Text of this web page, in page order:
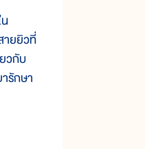
ายยิวที่
วกับ
รักษา